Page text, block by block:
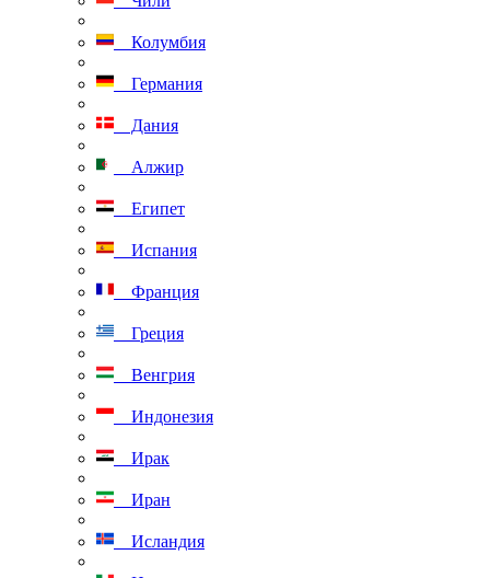
Колумбия
Германия
Дания
Алжир
Египет
Испания
Франция
Греция
Венгрия
Индонезия
Ирак
Иран
Исландия